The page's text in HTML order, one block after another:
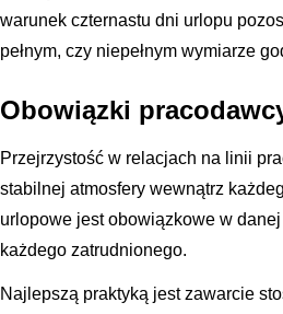
warunek czternastu dni urlopu
pełnym, czy niepełnym wymiarze
Obowiązki
Przejrzystość w relacjach na linii
stabilnej atmosfery wewnątrz
urlopowe jest obowiązkowe w
każdego zatrudnionego.
Najlepszą praktyką jest zawarcie